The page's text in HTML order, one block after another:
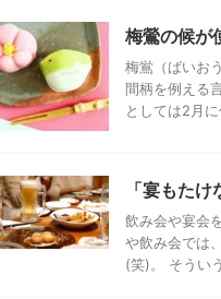
梅鶯の候が
梅鴬（ばいお
間柄を例える
としては2月
「宴もた
飲み会や宴会
や飲み会では
(笑)。 そうい